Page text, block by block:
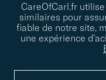
CareOfCarl.fr
similaires pour
fiable de notre site,
une expérience
CONSEILS DE STYLE
© Care of Carl